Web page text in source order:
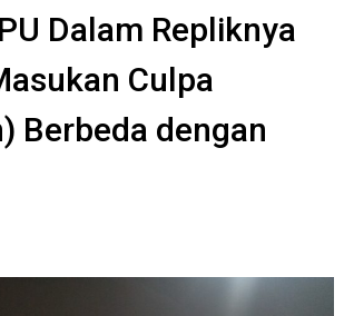
Dalam Repliknya
Culpa
Berbeda dengan